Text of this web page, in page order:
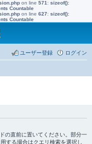
on line 571 : sizeof():
Countable
on line 627: sizeof():
Countable
ログイン
ユーザー登録
の直前に置いてください。部分一
する場合はクエリ検索を選択し